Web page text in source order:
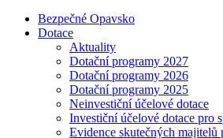
Bezpečné Opavsko
Dotace
Aktuality
Dotační programy 2027
Dotační programy 2026
Dotační programy 2025
Neinvestiční účelové dotace
Investiční účelové dotace pro
Evidence skutečných majitelů